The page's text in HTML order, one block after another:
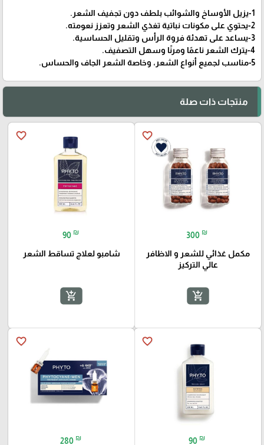
1-يزيل الأوساخ والشوائب بلطف دون تجفيف الشعر.
2-يحتوي على مكونات نباتية تغذي الشعر وتعزز نعومته.
3-يساعد على تهدئة فروة الرأس وتقليل الحساسية.
4-يترك الشعر ناعمًا ومرنًا وسهل التصفيف.
5-مناسب لجميع أنواع الشعر، وخاصة الشعر الجاف والحساس.
منتجات ذات صلة
favorite_border
300 ₪
مكمل غذائي للشعر و الاظافر
عالي التركيز
add_shopping_cart
favorite_border
90 ₪
شامبو لعلاج تساقط الشعر
add_shopping_cart
favorite_border
90 ₪
favorite_border
280 ₪